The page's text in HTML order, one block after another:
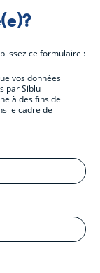
ce formulaire :
vos données
par Siblu
à des fins de
le cadre de